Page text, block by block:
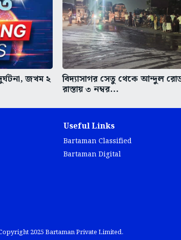
জখম ২ বিদ্যাসাগর সেতু থেকে আন্দুল
রাস্তায় ৩ নম্বর...
Useful Links
Bartaman Classified
Bartaman Digital
2025 Bartaman Private Limited.